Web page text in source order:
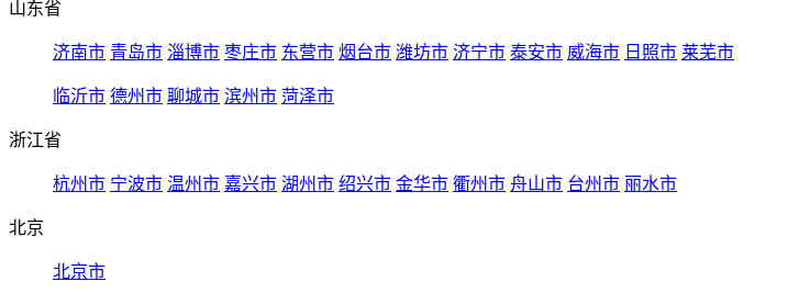
山东省
济南市 青岛市 淄博市 枣庄市 东营市 烟台市 潍坊市 济宁市 泰安市 威海市 日照市 莱芜市
临沂市 德州市 聊城市 滨州市 菏泽市
浙江省
杭州市 宁波市 温州市 嘉兴市 湖州市 绍兴市 金华市 衢州市 舟山市 台州市 丽水市
北京
北京市